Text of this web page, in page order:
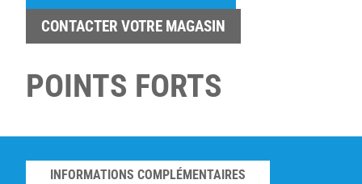
CONTACTER VOTRE MAGASIN
POINTS FORTS
INFORMATIONS COMPLÉMENTAIRES